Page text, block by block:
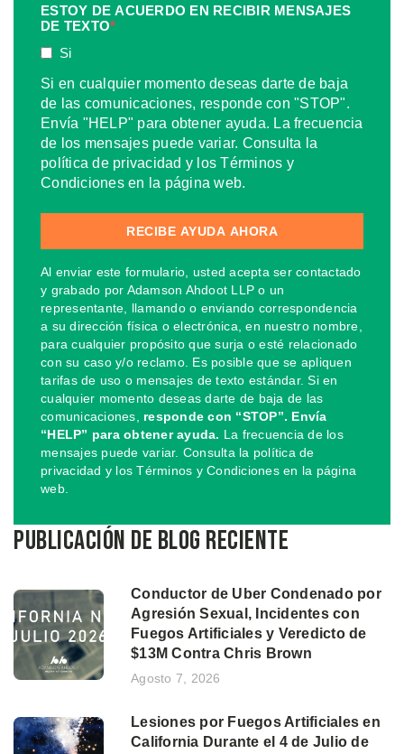
ESTOY DE ACUERDO EN RECIBIR MENSAJES
DE TEXTO*
Si
Si en cualquier momento deseas darte de baja
de las comunicaciones, responde con "STOP".
Envía "HELP" para obtener ayuda. La frecuencia
de los mensajes puede variar. Consulta la
política de privacidad y los Términos y
Condiciones en la página web.
Al enviar este formulario, usted acepta ser contactado
y grabado por Adamson Ahdoot LLP o un
representante, llamando o enviando correspondencia
a su dirección física o electrónica, en nuestro nombre,
para cualquier propósito que surja o esté relacionado
con su caso y/o reclamo. Es posible que se apliquen
tarifas de uso o mensajes de texto estándar. Si en
cualquier momento deseas darte de baja de las
comunicaciones, responde con “STOP”. Envía
“HELP” para obtener ayuda. La frecuencia de los
mensajes puede variar. Consulta la política de
privacidad y los Términos y Condiciones en la página
web.
Publicación de blog reciente
Conductor de Uber Condenado por
Agresión Sexual, Incidentes con
Fuegos Artificiales y Veredicto de
$13M Contra Chris Brown
Agosto 7, 2026
Lesiones por Fuegos Artificiales en
California Durante el 4 de Julio de